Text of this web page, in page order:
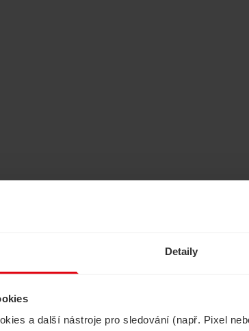
Detaily
a další nástroje pro sledování (např. Pixel
Ušetřete s
Havarijní pojištění